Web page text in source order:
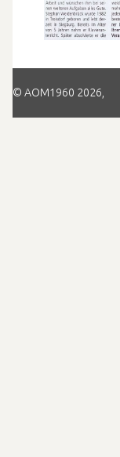
© AOM1960 2026,